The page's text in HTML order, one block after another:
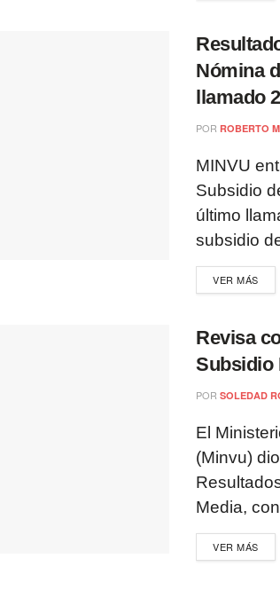
Nómina
llamado
POR ROBERTO
MINVU
Subsidio
último
subsidio
VER MÁS
Revisa
Subsidio
POR SOLEDAD
El
(Minvu)
Media,
VER MÁS